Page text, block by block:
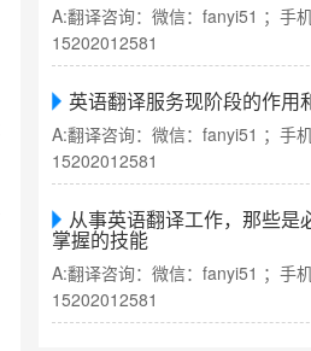
A:翻译咨询：微信：fanyi51 ；手机
15202012581
英语翻译服务现阶段的作用
A:翻译咨询：微信：fanyi51 ；手机
15202012581
从事英语翻译工作，那些是
掌握的技能
A:翻译咨询：微信：fanyi51 ；手机
15202012581